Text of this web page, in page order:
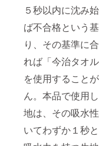
５秒以内に沈み
ば不合格という
り、その基準に
れば「今治タオ
を使用すること
ん。本品で使用
地は、その吸水
いてわずか１秒